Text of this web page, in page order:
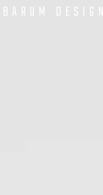
BARUM DESIGN